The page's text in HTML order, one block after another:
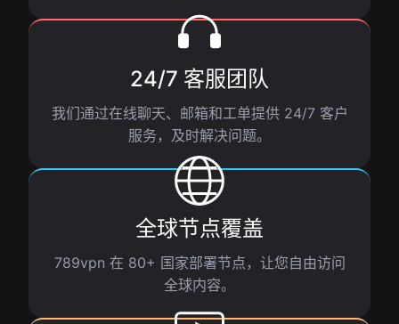
24/7 客服团队
我们通过在线聊天、邮箱和工单提供 24/7 客户
服务，及时解决问题。
全球节点覆盖
789vpn 在 80+ 国家部署节点，让您自由访问
全球内容。